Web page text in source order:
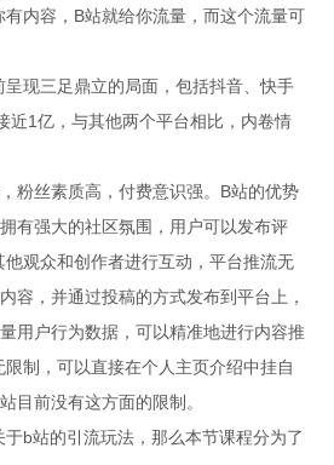
内容，B站就给你流量，而这个流量可
现三足鼎立的局面，包括抖音、快手
近1亿，与其他两个平台相比，内卷情
粉丝素质高，付费意识强。B站的优势
有强大的社区氛围，用户可以发布评
观众和创作者进行互动，平台推流无
容，并通过投稿的方式发布到平台上，
用户行为数据，可以精准地进行内容推
制，可以直接在个人主页介绍中挂自
目前没有这方面的限制。
b站的引流玩法，那么本节课程分为了